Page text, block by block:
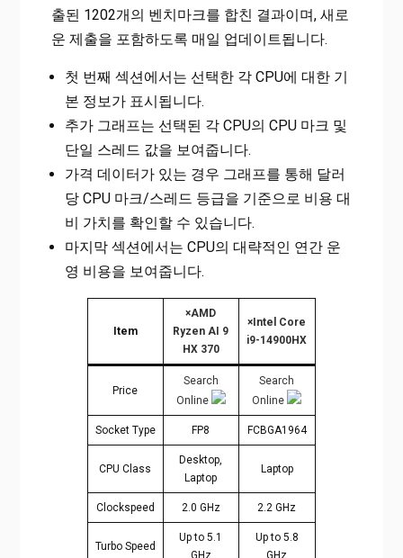
출된 1202개의 벤치마크를 합친 결과이며, 새로
운 제출을 포함하도록 매일 업데이트됩니다.
첫 번째 섹션에서는 선택한 각 CPU에 대한 기
본 정보가 표시됩니다.
추가 그래프는 선택된 각 CPU의 CPU 마크 및
단일 스레드 값을 보여줍니다.
가격 데이터가 있는 경우 그래프를 통해 달러
당 CPU 마크/스레드 등급을 기준으로 비용 대
비 가치를 확인할 수 있습니다.
마지막 섹션에서는 CPU의 대략적인 연간 운
영 비용을 보여줍니다.
Item
×AMD
Ryzen AI 9
HX 370
× Intel Core
i9-14900HX
Price
Search
Online
Search
Online
Socket Type FP8 FCBGA1964
CPU Class
Desktop,
Laptop
Laptop
Clockspeed 2.0 GHz 2.2 GHz
Turbo Speed
Up to 5.1
GHz
Up to 5.8
GHz